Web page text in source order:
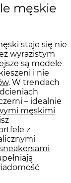
męskie
staje się nie
wyrazistym
są modele
i nie
. W trendach
– idealnie
męskimi
z